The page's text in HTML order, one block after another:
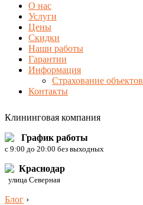
О нас
Услуги
Цены
Скидки
Наши работы
Гарантии
Информация
Страхование объектов
Контакты
Клининговая компания
График работы
c 9:00 до 20:00 без выходных
Краснодар
улица Северная
Блог ›